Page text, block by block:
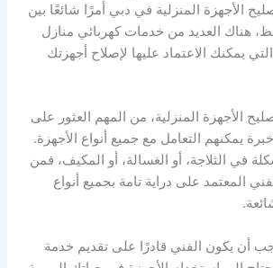
الأجهزة المنزلية في دبي أمرًا شائعًا بين
هناك العديد من خدمات كهربائي منازل
يمكنك الاعتماد عليها لإصلاح أجهزتك
الأجهزة المنزلية، من المهم العثور على
يمكنهم التعامل مع جميع أنواع الأجهزة.
في الثلاجة، أو الغسالة، أو المكيف، فمن
المعتمد على دراية تامة بجميع أنواع
أن يكون الفني قادرًا على تقديم خدمة